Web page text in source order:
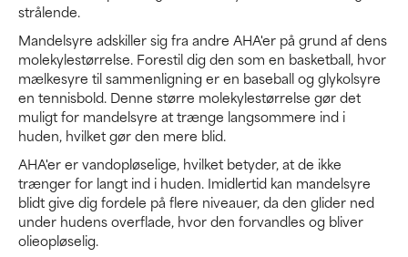
strålende.
Mandelsyre adskiller sig fra andre AHA'er på grund af dens
molekylestørrelse. Forestil dig den som en basketball, hvor
mælkesyre til sammenligning er en baseball og glykolsyre
en tennisbold. Denne større molekylestørrelse gør det
muligt for mandelsyre at trænge langsommere ind i
huden, hvilket gør den mere blid.
AHA'er er vandopløselige, hvilket betyder, at de ikke
trænger for langt ind i huden. Imidlertid kan mandelsyre
blidt give dig fordele på flere niveauer, da den glider ned
under hudens overflade, hvor den forvandles og bliver
olieopløselig.